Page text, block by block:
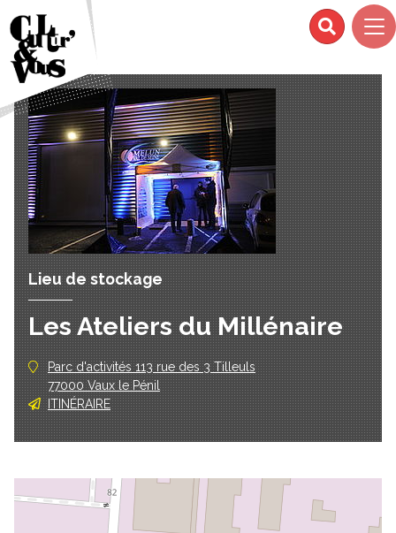
Lieu de stockage
Les Ateliers du Millénaire
Parc d'activités 113 rue des 3 Tilleuls
77000 Vaux le Pénil
ITINÉRAIRE